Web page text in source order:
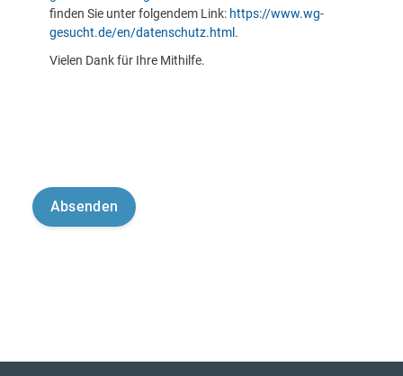
finden Sie unter folgendem Link: https://www.wg-
gesucht.de/en/datenschutz.html .
Vielen Dank für Ihre Mithilfe.